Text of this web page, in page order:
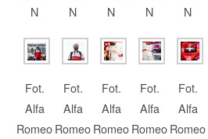
N
N
N
N
N
Fot.
Alfa
Romeo
Fot.
Alfa
Romeo
Fot.
Alfa
Romeo
Fot.
Alfa
Romeo
Fot.
Alfa
Romeo